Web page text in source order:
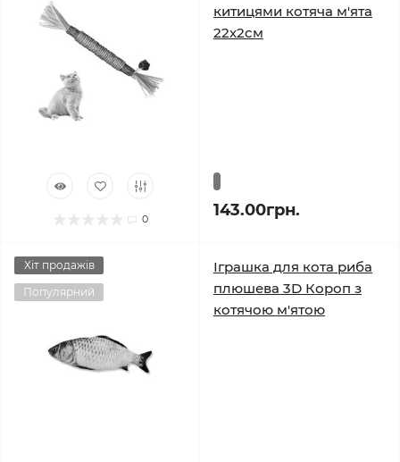
0
китицями котяча м'ята
22х2см
143.00грн.
Хіт продажів
Популярний
Іграшка для кота риба
плюшева 3D Короп з
котячою м'ятою